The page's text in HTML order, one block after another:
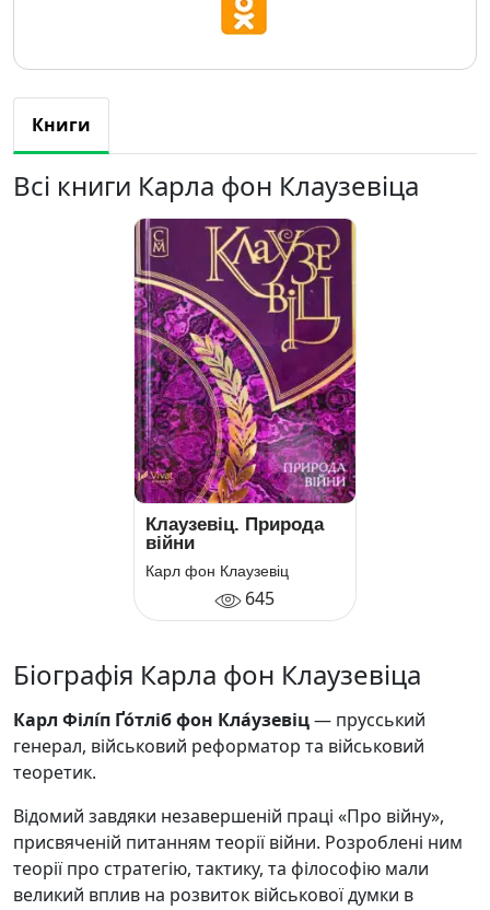
Книги
Всі книги Карла фон Клаузевіца
Клаузевіц. Природа
війни
Карл фон Клаузевіц
645
Біографія Карла фон Клаузевіца
Карл Філі́п Ґо́тліб фон Кла́узевіц— прусський
генерал, військовий реформатор та військовий
теоретик.
Відомий завдяки незавершеній праці «Про війну»,
присвяченій питанням теорії війни. Розроблені ним
теорії про стратегію, тактику, та філософію мали
великий вплив на розвиток військової думки в